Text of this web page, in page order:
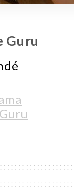
Guru